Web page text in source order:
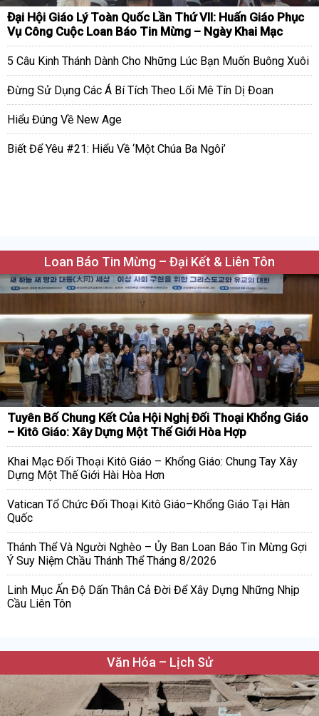
Đại Hội Giáo Lý Toàn Quốc Lần Thứ VII: Huấn Giáo Phục
Vụ Công Cuộc Loan Báo Tin Mừng – Ngày Khai Mạc
5 Câu Kinh Thánh Dành Cho Những Lúc Bạn Muốn Buông Xuôi
Đừng Sử Dụng Các Á Bí Tích Theo Lối Mê Tín Dị Đoan
Hiểu Đúng Về New Age
Biết Để Yêu #21: Hiểu Về ‘Một Chúa Ba Ngôi’
Loan Báo Tin Mừng – Đại Kết & Liên Tôn
Tuyên Bố Chung Kết Của Hội Nghị Đối Thoại Khổng Giáo
– Kitô Giáo: Xây Dựng Một Thế Giới Hòa Hợp
Khai Mạc Đối Thoại Kitô Giáo – Khổng Giáo: Chung Tay Xây
Dựng Một Thế Giới Hài Hòa Hơn
Vatican Tổ Chức Đối Thoại Kitô Giáo–Khổng Giáo Tại Hàn
Quốc
Thánh Thể Và Người Nghèo – Ủy Ban Loan Báo Tin Mừng Gợi
Ý Suy Niệm Chầu Thánh Thể Tháng 8/2026
Linh Mục Ấn Độ Dấn Thân Cả Đời Để Xây Dựng Những Nhịp
Cầu Liên Tôn
Văn Hóa – Lịch Sử